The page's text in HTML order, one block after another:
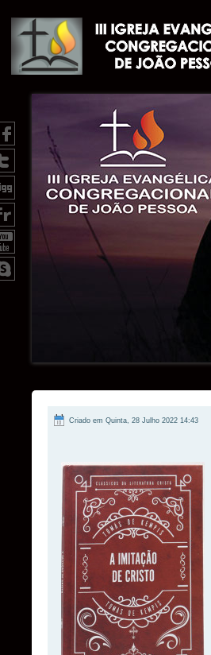
Criado em Quinta, 28 Julho 2022 14:43